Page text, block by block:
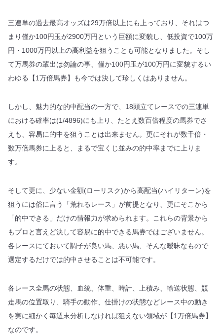
三連単の過去最高オッズは29万倍以上にも上っており、それはつ
まり僅か100円玉が2900万円という巨額に変貌し、低投資で100万
円・1000万円以上の高利益を狙うことも可能となりました。そし
て万馬券の輩出は勿論の事、僅か100円玉が100万円に変貌するい
わゆる【1万倍馬券】も今では決して珍しくはありません。
しかし、魅力的な的中配当の一方で、18頭立てレースでの三連単
における確率は(1/4896)にも上り、たとえ数百倍程度の馬券でさ
えも、容易に的中を狙うことは出来ません。更にそれが数千倍・
数万倍馬券に上ると、まるで宝くじ並みの的中率までに上りま
す。
そして更に、少ない金額(ローリスク)から高配当(ハイリターン)を
狙うには俗に言う「荒れるレース」が前提となり、更にそこから
「的中できる」だけの情報力が求められます。これらの背景から
もプロと言えど決して容易に的中できる馬券ではございません。
各レースにておいて調子が良い馬、悪い馬、そんな曖昧なもので
選定するだけでは的中させることは不可能です。
各レース全馬の状態、血統、体重、時計、上積み、輸送状態、競
走馬の位置取り、騎手の動作、仕掛けの状態などレース中の動き
を実に細かく毎週末分析しなければ狙えない領域が【1万倍馬券】
なのです。